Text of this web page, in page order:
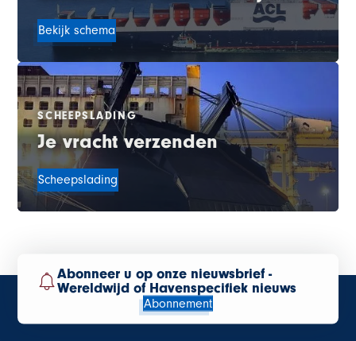
Bekijk schema
SCHEEPSLADING
Je vracht verzenden
Scheepslading
Abonneer u op onze nieuwsbrief -
Wereldwijd of Havenspecifiek nieuws
Abonnement